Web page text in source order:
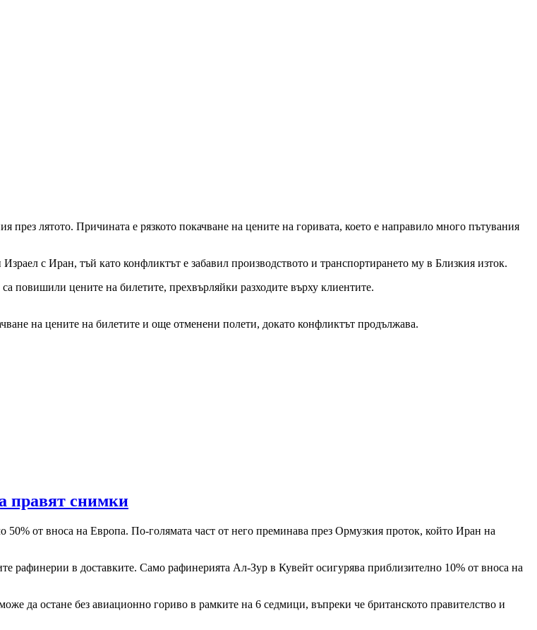
през лятото. Причината е рязкото покачване на цените на горивата, което е направило много пътувания
с Иран, тъй като конфликтът е забавил производството и транспортирането му в Близкия изток.
повишили цените на билетите, прехвърляйки разходите върху клиентите.
на цените на билетите и още отменени полети, докато конфликтът продължава.
правят снимки
от вноса на Европа. По-голямата част от него преминава през Ормузкия проток, който Иран на
рафинерии в доставките. Само рафинерията Ал-Зур в Кувейт осигурява приблизително 10% от вноса на
да остане без авиационно гориво в рамките на 6 седмици, въпреки че британското правителство и